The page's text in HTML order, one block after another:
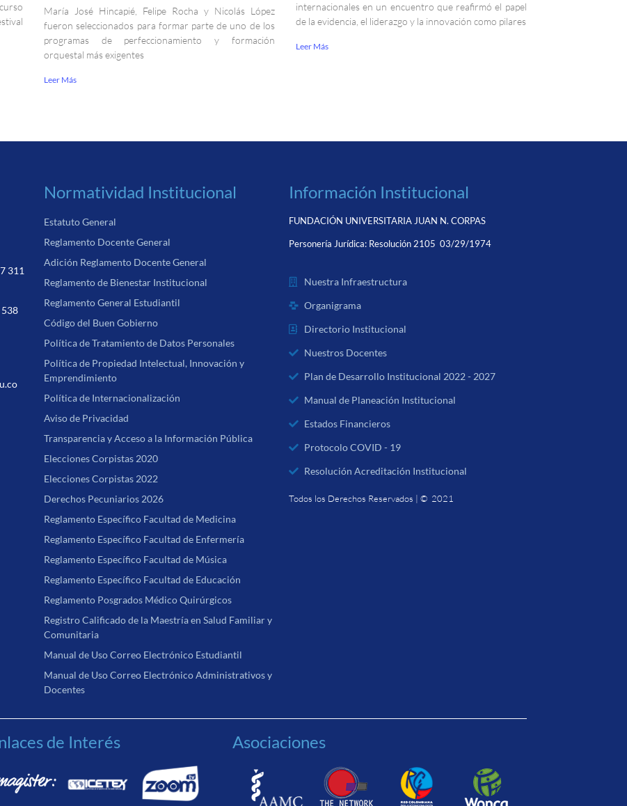
María José Hincapié, Felipe Rocha y Nicolás López
fueron seleccionados para formar parte de uno de los
programas de perfeccionamiento y formación
orquestal más exigentes
Leer Más
internacionales en un encuentro que reafirmó el papel
de la evidencia, el liderazgo y la innovación como pilares
Leer Más
311
538
Normatividad Institucional
Estatuto General
Reglamento Docente General
Adición Reglamento Docente General
Reglamento de Bienestar Institucional
Reglamento General Estudiantil
Código del Buen Gobierno
Política de Tratamiento de Datos Personales
Política de Propiedad Intelectual, Innovación y
Emprendimiento
Política de Internacionalización
Aviso de Privacidad
Transparencia y Acceso a la Información Pública
Elecciones Corpistas 2020
Elecciones Corpistas 2022
Derechos Pecuniarios 2026
Reglamento Específico Facultad de Medicina
Reglamento Específico Facultad de Enfermería
Reglamento Específico Facultad de Música
Reglamento Específico Facultad de Educación
Reglamento Posgrados Médico Quirúrgicos
Registro Calificado de la Maestría en Salud Familiar y
Comunitaria
Manual de Uso Correo Electrónico Estudiantil
Manual de Uso Correo Electrónico Administrativos y
Docentes
Información Institucional
FUNDACIÓN UNIVERSITARIA JUAN N. CORPAS
Personería Jurídica: Resolución 2105 03/29/1974
Nuestra Infraestructura
Organigrama
Directorio Institucional
Nuestros Docentes
Plan de Desarrollo Institucional 2022 - 2027
Manual de Planeación Institucional
Estados Financieros
Protocolo COVID - 19
Resolución Acreditación Institucional
Todos los Derechos Reservados | © 2021
de Interés Asociaciones